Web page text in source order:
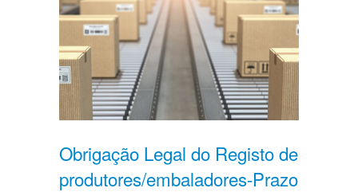
Obrigação Legal do Registo de
produtores/embaladores-Prazo